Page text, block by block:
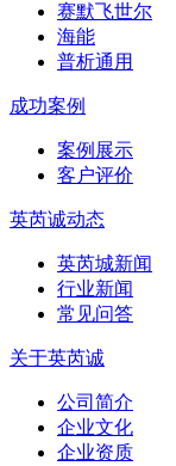
赛默飞世尔
海能
普析通用
成功案例
案例展示
客户评价
英芮诚动态
英芮城新闻
行业新闻
常见问答
关于英芮诚
公司简介
企业文化
企业资质